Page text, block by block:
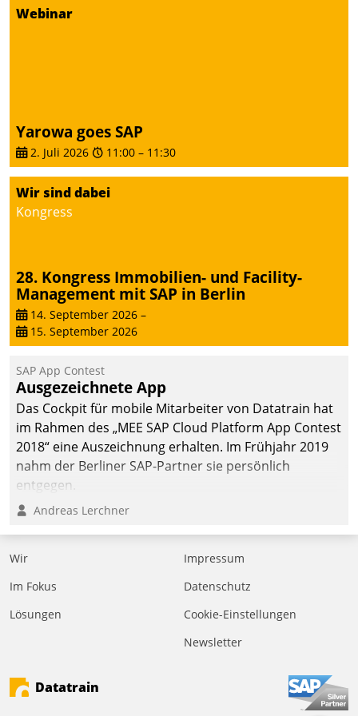
Datatrain ermöglicht
datengestützte
Entscheidungen.
Webinar
Yarowa goes SAP
2. Juli 2026 11:00 – 11:30
Wir sind dabei
Kongress
28. Kongress Immobilien- und Facility-
Management mit SAP in Berlin
14. September 2026 –
15. September 2026
SAP App Contest
Ausgezeichnete App
Das Cockpit für mobile Mitarbeiter von Datatrain hat
im Rahmen des „MEE SAP Cloud Platform App Contest
2018“ eine Auszeichnung erhalten. Im Frühjahr 2019
nahm der Berliner SAP-Partner sie persönlich
entgegen.
Andreas Lerchner
Wir
Im Fokus
Lösungen
Impressum
Datenschutz
Cookie-Einstellungen
Newsletter
Datatrain